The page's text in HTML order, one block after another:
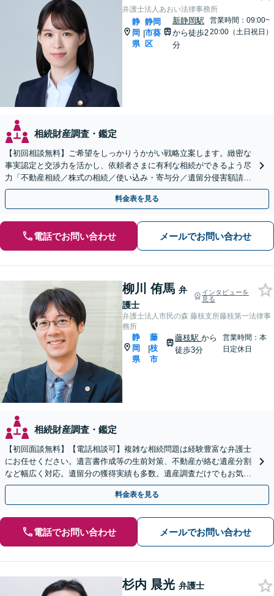
弁護士法人あおい法律事務所
静
岡
県
|
静岡
市葵
区
新静岡駅
から徒歩2
分
営業時間：09:00~
20:00（土日祝日）
相続財産調査・鑑定
【初回相談無料】ご希望をしっかりうかがい戦略立案します。緻密な
事実認定と交渉力を活かし、依頼者さまに有利な相続ができるよう尽
力「不動産相続／株式の相続／使い込み・寄与分／遺留分侵害額請求
／相続放棄／生前贈与／事業承継」【休日・夜間相談可】
料金表を見る
電話でお問い合わせ メールでお問い合わせ
柳川 侑馬 弁
護士
インタビューを
見る
弁護士法人市民の森 藤枝支所藤枝第一法律事
務所
静
岡
県
|
藤
枝
市
藤枝駅から
徒歩3分
営業時間：本
日定休日
相続財産調査・鑑定
【初回面談無料】【電話相談可】複雑な相続問題は経験豊富な弁護士
にお任せください。遺言書作成等の生前対策、不動産が絡む遺産分割
など幅広く対応。遺留分の獲得実績も多数。遺産調査だけでもお気軽
に【夜間・休日相談可】【藤枝駅1分】
料金表を見る
電話でお問い合わせ メールでお問い合わせ
杉内 晨光 弁護士